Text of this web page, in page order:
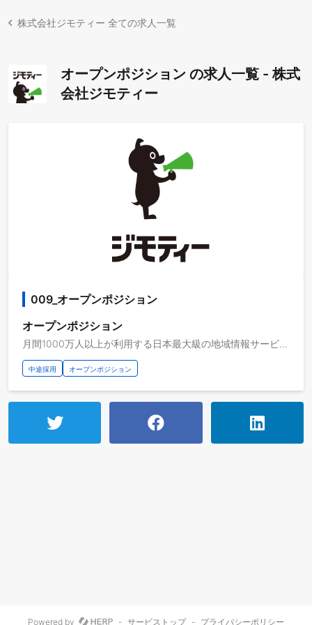
株式会社ジモティー 全ての求人一覧
オープンポジション の求人一覧 - 株式
会社ジモティー
009_オープンポジション
オープンポジション
月間1000万人以上が利用する日本最大級の地域情報サービスで、 社会的意義の高いプラットフォームサービスに貢献していただけませんか？ 当社は東証グロース上場の創業12年を迎える急成長中のベンチャー企業です。 【地域の今を可視化して人と人の未来をつなぐ】を経営理念に掲げ、 地元で個人・企業・行政が互いに必要なモノを融通しあえる持続可能な社会の実現を目指して、クラシファイドサイトの企画・開発・運営を行っています。 おかげさまで、当社は現在月間1000万人以上が利用し、約9億PVのトラフィックを誇る大きなサービスとなっています。 【オープンポジション募集の背景】 ※本ポジションはジモティーの経営理念や行動指針、事業内容などにご興味をお持ちで、募集中のポジションには適合する職種が見つからない、もしくは分からない方を対象としています。
中途採用 オープンポジション
Powered by - サービストップ - プライバシーポリシー